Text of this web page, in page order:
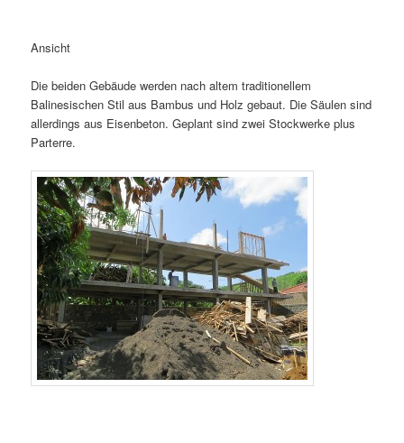
Ansicht
Die beiden Gebäude werden nach altem traditionellem
Balinesischen Stil aus Bambus und Holz gebaut. Die Säulen sind
allerdings aus Eisenbeton. Geplant sind zwei Stockwerke plus
Parterre.